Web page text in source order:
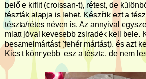
belőle kiflit (croissan-t), rétest, de
tészták alapja is lehet. Készítik ezt a
tészta/rétes néven is. Az annyival
miatt jóval kevesebb zsiradék kell bele.
besamelmártást (fehér mártást), és azt
Kicsit könnyebb lesz a tészta, de nem